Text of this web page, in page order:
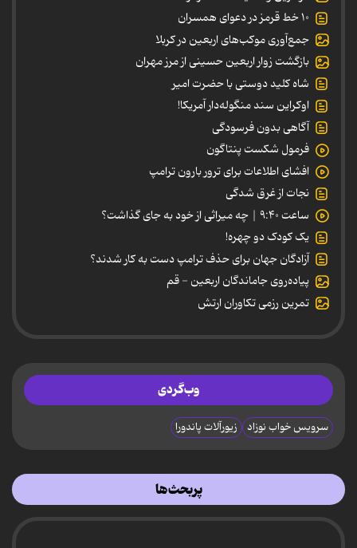
۱۰ خط قرمز در دعوای همسران
جمع‌آوری موکب‌های اربعین در کربلا
بازگشت زوار اربعین حسینی از مرز مهران
شاه کلید دوستی با حضرت امیر
اوکراین سند منگوله‌دار آمریکا!
آگاهی بدون فرسودگی
فرمول شکست پنتاگون
افشای اطلاعات برای ترور بارون ترامپ
نجات از غرق شدگی
ساعت ۹:۴۰ | چه میراثی از خود به جای گذاشت؟
یک کودک دو چهره!
آزادگان جهان برای حذف ترامپ دست به کار شدند؟
پیاده‌روی جاماندگان اربعین - قم
تمرین رزمی تکاوران ارتش
وب‌گردی
سرویس خواب نوزاد زیورآلات پاندورا
پربحث‌ها